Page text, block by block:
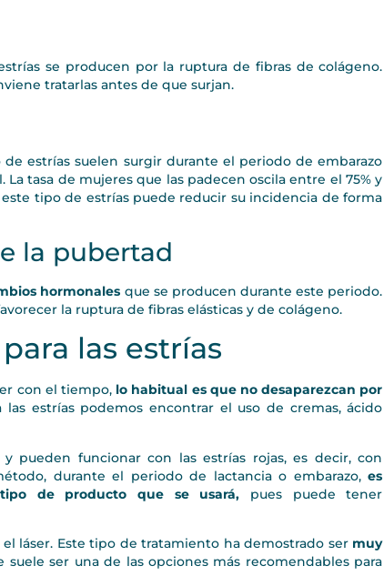
se producen por la ruptura de fibras de colágeno.
tratarlas antes de que surjan.
de estrías suelen surgir durante el periodo de embarazo
tasa de mujeres que las padecen oscila entre el 75% y
tipo de estrías puede reducir su incidencia de forma
la pubertad
hormonales que se producen durante este periodo.
la ruptura de fibras elásticas y de colágeno.
las estrías
con el tiempo, lo habitual es que no desaparezcan por
estrías podemos encontrar el uso de cremas, ácido
pueden funcionar con las estrías rojas, es decir, con
durante el periodo de lactancia o embarazo,es
de producto que se usará, pues puede tener
láser. Este tipo de tratamiento ha demostrado ser muy
suele ser una de las opciones más recomendables para